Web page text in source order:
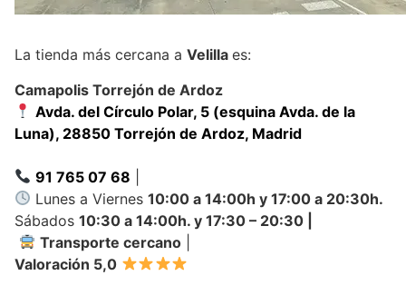
La tienda más cercana a Velilla es:
Camapolis Torrejón de Ardoz
Avda. del Círculo Polar, 5 (esquina Avda. de la
Luna), 28850 Torrejón de Ardoz, Madrid
91 765 07 68
Lunes a Viernes10:00 a 14:00h y 17:00 a 20:30h.
Sábados 10:30 a 14:00h. y 17:30 – 20:30 |
Transporte cercano
Valoración 5,0